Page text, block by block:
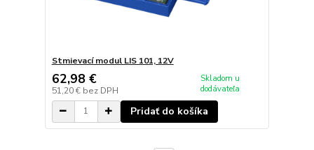
Stmievací modul LIS 101, 12V
62,98 €
51,20 € bez DPH
Skladom u
dodávateľa
Pridať do košíka